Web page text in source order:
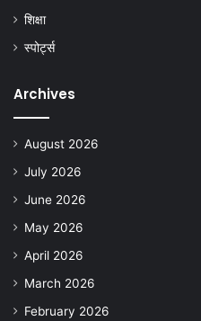
शिक्षा
स्पोर्ट्स
Archives
August 2026
July 2026
June 2026
May 2026
April 2026
March 2026
February 2026